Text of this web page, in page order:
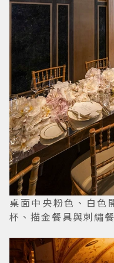
桌面中央粉色、白色
杯、描金餐具與刺繡